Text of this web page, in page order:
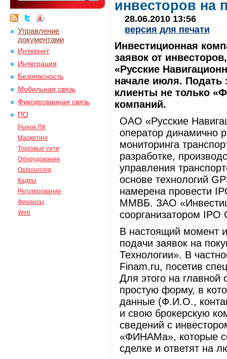
Управление
документами
Интернет
Интеграция
Безопасность
Мобильная связь
Фиксированная связь
ПО
Рынок ПК
Маркетинг
Торговые сети
Оборудование
Outsourcing
Кадры
Регулирование
Финансы
Web
инвесторов на
28.06.2010 13:56
версия для печати
Инвестиционная
заявок от
«Русские
начале июля. Подать
клиенты не только
компаний.
ОАО «Русские
оператор динамично
мониторинга
разработке,
управления
основе технологий
намерена провести
ММВБ. ЗАО
соорганизатором
В настоящий момент
подачи заявок на
Технологии». В
Finam.ru, посетив
Для этого на главной
простую форму, в
данные (Ф.И.О.,
и свою брокерскую
сведений с
«ФИНАМа», которые
сделке и ответят на